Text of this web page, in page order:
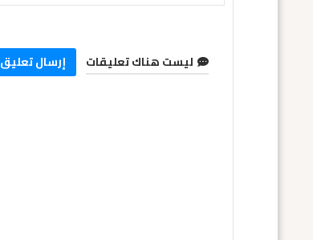
ليست هناك تعليقات إرسال تعليق